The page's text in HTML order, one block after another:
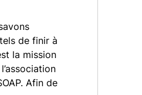
de finir à
la mission
Afin de